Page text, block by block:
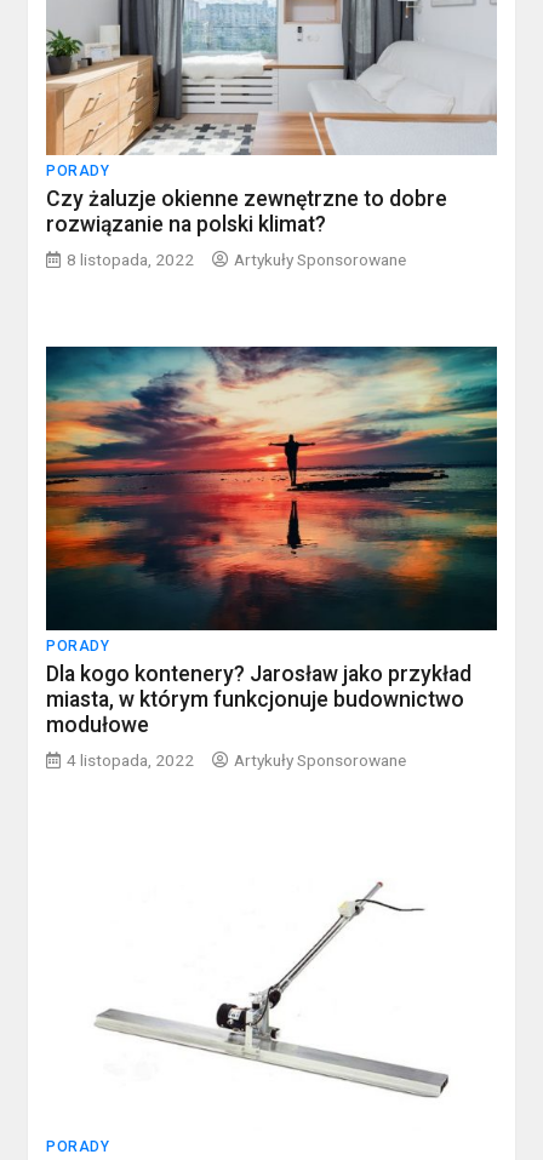
PORADY
Czy żaluzje okienne zewnętrzne to dobre
rozwiązanie na polski klimat?
8 listopada, 2022 Artykuły Sponsorowane
PORADY
Dla kogo kontenery? Jarosław jako przykład
miasta, w którym funkcjonuje budownictwo
modułowe
4 listopada, 2022 Artykuły Sponsorowane
PORADY